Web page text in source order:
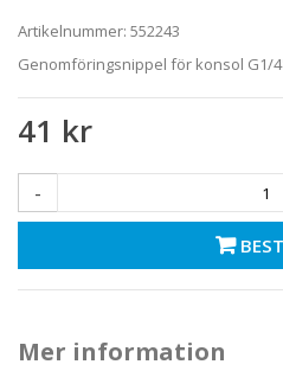
Artikelnummer: 552243
Genomföringsnippel för konsol G1/
41 kr
-
Mer information